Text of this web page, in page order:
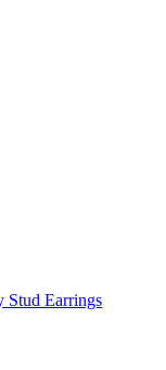
Stud Earrings